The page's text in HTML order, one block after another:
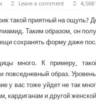
Leave a comment 4,568
такой приятный на ощупь?
Таким образом, он
сохранять форму даже
много. К примеру,
повседневный образ.
у вас тоже уйдет не так
кардиганам и другой